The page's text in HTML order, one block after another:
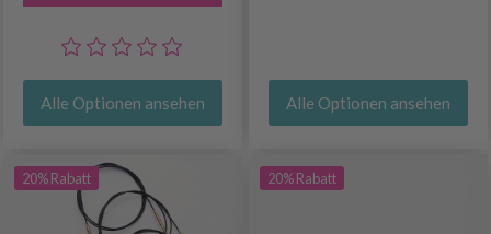
Alle Optionen ansehen Alle Optionen ansehen
20% Rabatt 20% Rabatt